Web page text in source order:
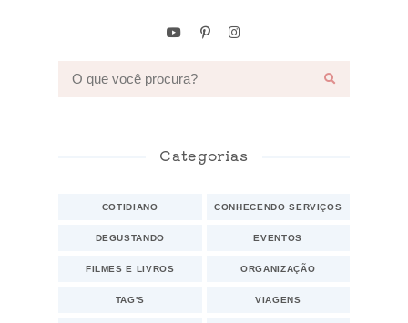
Categorias
COTIDIANO CONHECENDO SERVIÇOS
DEGUSTANDO EVENTOS
FILMES E LIVROS ORGANIZAÇÃO
TAG'S VIAGENS